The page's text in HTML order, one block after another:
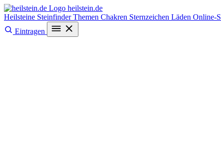
heilstein.de
Heilsteine SteinfinderThemen Chakren Sternzeichen Läden Online-
Eintragen